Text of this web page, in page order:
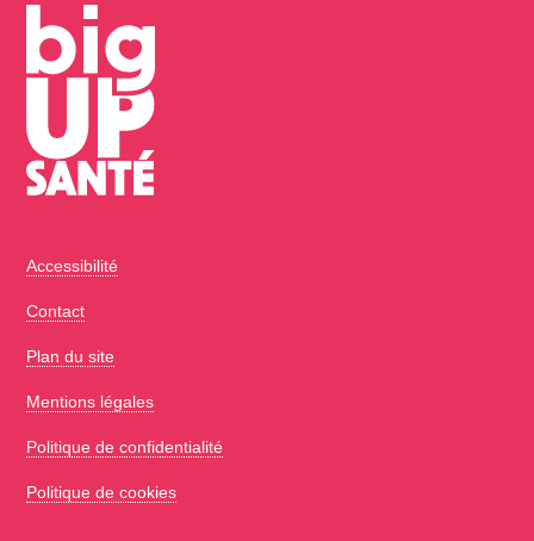
Accessibilité
Contact
Plan du site
Mentions légales
Politique de confidentialité
Politique de cookies